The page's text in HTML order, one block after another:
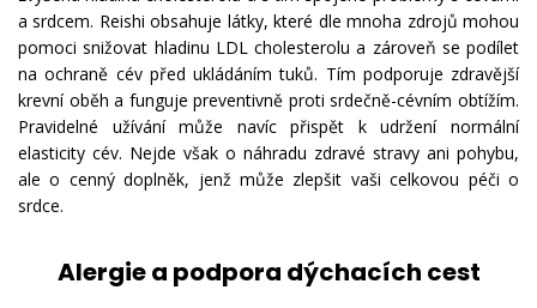
a srdcem. Reishi obsahuje látky, které dle mnoha zdrojů mohou
pomoci snižovat hladinu LDL cholesterolu a zároveň se podílet
na ochraně cév před ukládáním tuků. Tím podporuje zdravější
krevní oběh a funguje preventivně proti srdečně-cévním obtížím.
Pravidelné užívání může navíc přispět k udržení normální
elasticity cév. Nejde však o náhradu zdravé stravy ani pohybu,
ale o cenný doplněk, jenž může zlepšit vaši celkovou péči o
srdce.
Alergie a podpora dýchacích cest